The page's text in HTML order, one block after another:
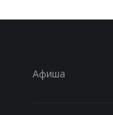
Афиша